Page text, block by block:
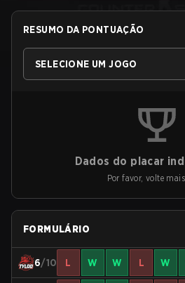
RESUMO DA PONTUAÇÃO
SELECIONE UM JOGO
Dados do placar
Por favor, volte
FORMULÁRIO
6/10 L W W L W